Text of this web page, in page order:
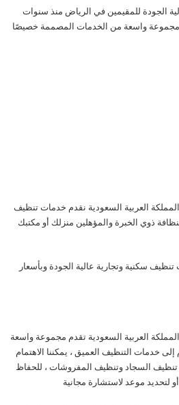
الجودة للمقيمين في الرياض منذ سنوات
مجموعة واسعة من الخدمات المصممة خصيصًا
العربية السعودية نقدم خدمات تنظيف
ذوي الخبرة والمؤهلين منزلك أو مكتبك
سكنية وتجارية عالية الجودة وبأسعار
العربية السعودية تقدم مجموعة واسعة
خدمات التنظيف العميق ، يمكننا الاهتمام
السجاد وتنظيف المفروشات ، للحفاظ
لتحديد موعد لاستشارة مجانية